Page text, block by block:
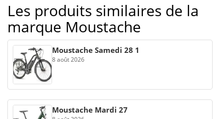
Les produits similaires de la
marque Moustache
Moustache Samedi 28 1
8 août 2026
Moustache Mardi 27